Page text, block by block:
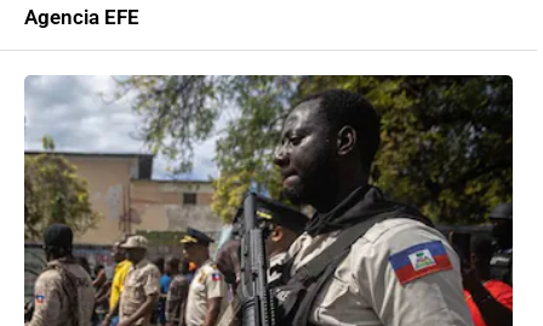
Agencia EFE